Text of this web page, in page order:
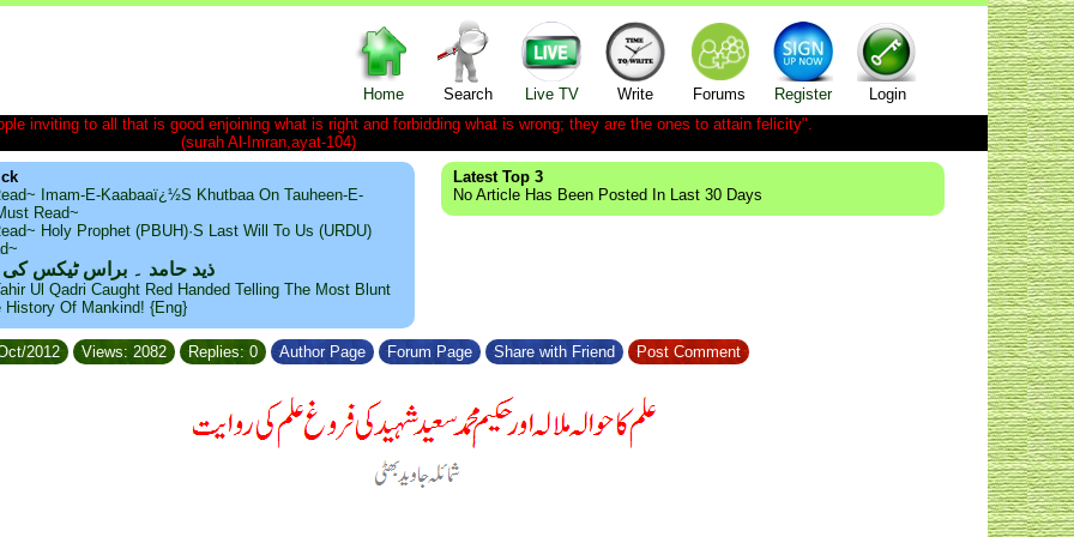
Home Search Live TV Write Forums Register
Login
inviting to all that is good enjoining what is right and forbidding what is wrong; they are the ones to attain felicity".
(surah Al-Imran,ayat-104)
Imam-E-Kaabaaï¿½s Khutbaa On Tauheen-E-
Read~
Holy Prophet (PBUH)·s Last Will To Us (URDU)
ذید حامد ۔ براس ٹیکس
Ul Qadri Caught Red Handed Telling The Most Blunt
History Of Mankind! {Eng}
Latest Top 3
No Article Has Been Posted In Last 30 Days
2012 Views: 2082 Replies: 0 Author Page Forum Page Share with Friend Post Comment